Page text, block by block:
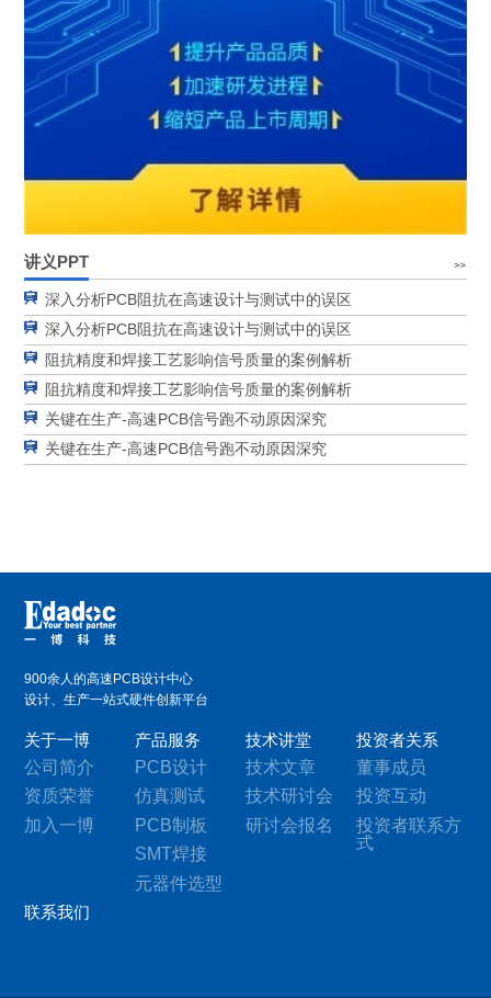
讲义PPT
深入分析PCB阻抗在高速设计与测试中的误区
深入分析PCB阻抗在高速设计与测试中的误区
阻抗精度和焊接工艺影响信号质量的案例解析
阻抗精度和焊接工艺影响信号质量的案例解析
关键在生产-高速PCB信号跑不动原因深究
关键在生产-高速PCB信号跑不动原因深究
900余人的高速PCB设计中心
设计、生产一站式硬件创新平台
关于一博
公司简介
资质荣誉
加入一博
产品服务
PCB设计
仿真测试
PCB制板
SMT焊接
元器件选型
技术讲堂
技术文章
技术研讨会
研讨会报名
投资者关系
董事成员
投资互动
投资者联系方
式
联系我们